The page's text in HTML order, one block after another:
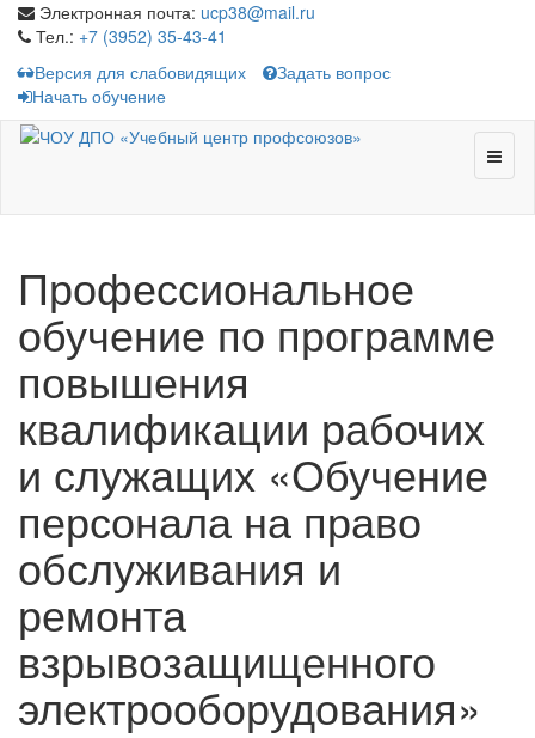
Электронная почта: ucp38@mail.ru
Тел.: +7 (3952) 35-43-41
Версия для слабовидящих
Задать вопрос
Начать обучение
Профессиональное
обучение по программе
повышения
квалификации рабочих
и служащих «Обучение
персонала на право
обслуживания и
ремонта
взрывозащищенного
электрооборудования»